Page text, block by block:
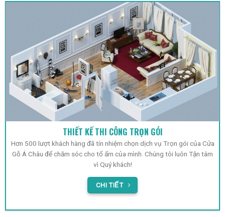
THIẾT KẾ THI CÔNG TRỌN GÓI
Hơn 500 lượt khách hàng đã tín nhiệm chọn dịch vụ Trọn gói của Cửa
Gỗ Á Châu để chăm sóc cho tổ ấm của mình. Chúng tôi luôn Tận tâm
vì Quý khách!
Hàng luôn có sẵn với nhiều mẫu mã !
SẢN PHẨM SÀN GỖ